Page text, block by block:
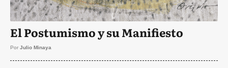
El Postumismo y su Manifiesto
Por Julio Minaya